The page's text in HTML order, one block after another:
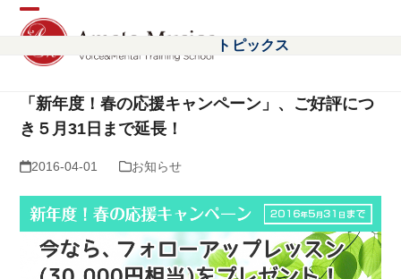
Open
mobile
menu
Close
mobile
menu
トピックス
「新年度！春の応援キャンペーン」、ご好評につ
き５月31日まで延長！
2016-04-01 お知らせ